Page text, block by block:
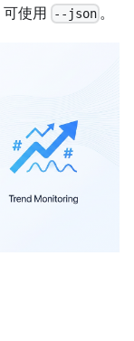
使用
--json 。